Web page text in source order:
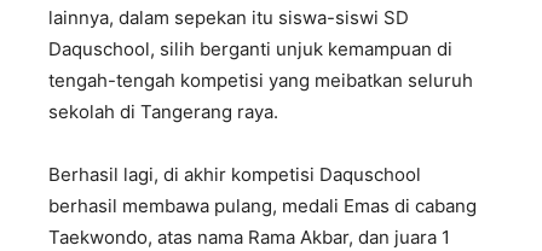
lainnya, dalam sepekan itu siswa-siswi SD
Daquschool, silih berganti unjuk kemampuan di
tengah-tengah kompetisi yang meibatkan seluruh
sekolah di Tangerang raya.
Berhasil lagi, di akhir kompetisi Daquschool
berhasil membawa pulang, medali Emas di cabang
Taekwondo, atas nama Rama Akbar, dan juara 1